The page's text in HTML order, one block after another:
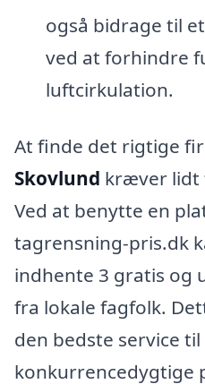
også bidrage til
ved at forhindre
luftcirkulation.
At finde det rigtige
Skovlund kræver lidt
Ved at benytte en
tagrensning-pris.dk
indhente 3 gratis og
fra lokale fagfolk.
den bedste service
konkurrencedygtige